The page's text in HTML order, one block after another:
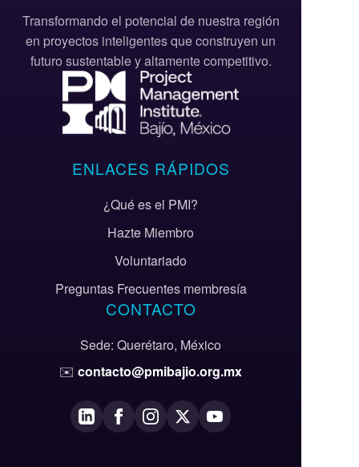
Transformando el potencial de nuestra región
en proyectos inteligentes que construyen un
futuro sustentable y altamente competitivo.
ENLACES RÁPIDOS
¿Qué es el PMI?
Hazte Miembro
Voluntariado
Preguntas Frecuentes membresía
CONTACTO
Sede: Querétaro, México
✉️contacto@pmibajio.org.mx